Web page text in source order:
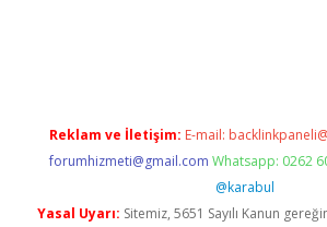
Reklam ve İletişim: E-mail:
forumhizmeti@gmail.com Whatsapp: 0262
@karabul
Yasal Uyarı: Sitemiz, 5651 Sayılı Kanun